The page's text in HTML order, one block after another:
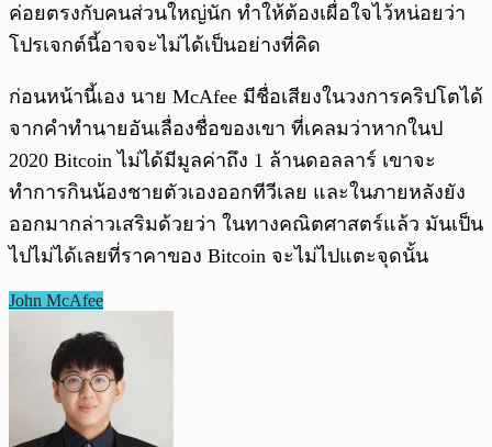
ค่อยตรงกับคนส่วนใหญ่นัก ทำให้ต้องเผื่อใจไว้หน่อยว่า
โปรเจกต์นี้อาจจะไม่ได้เป็นอย่างที่คิด
ก่อนหน้านี้เอง นาย McAfee มีชื่อเสียงในวงการคริปโตได้
จากคำทำนายอันเลื่องชื่อของเขา ที่เคลมว่าหากในป
2020 Bitcoin ไม่ได้มีมูลค่าถึง 1 ล้านดอลลาร์ เขาจะ
ทำการกินน้องชายตัวเองออกทีวีเลย และในภายหลังยัง
ออกมากล่าวเสริมด้วยว่า ในทางคณิตศาสตร์แล้ว มันเป็น
ไปไม่ได้เลยที่ราคาของ Bitcoin จะไม่ไปแตะจุดนั้น
John McAfee